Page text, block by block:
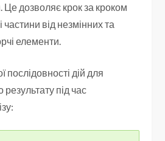
Це дозволяє крок за кроком
частини від незмінних та
елементи.
послідовності дій для
під час